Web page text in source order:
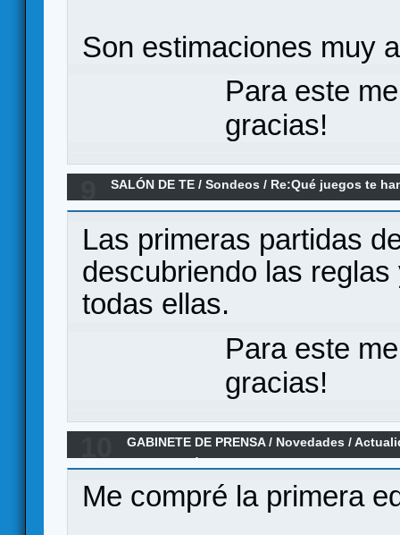
Son estimaciones muy
Para este
gracias!
SALÓN DE TE /Sondeos / Re:Qué juegos te
experiencia de juego?
Las primeras partidas
descubriendo las
todas ellas.
Para este
gracias!
GABINETE DE PRENSA/ Novedades /
Me compré la primera